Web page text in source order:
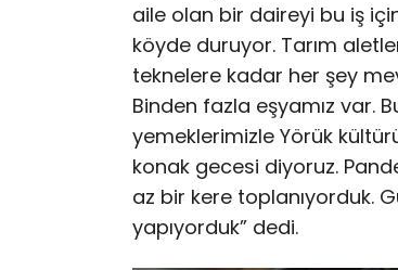
aile olan bir daireyi bu iş
köyde duruyor. Tarım
teknelere kadar her şey
Binden fazla eşyamız var.
yemeklerimizle Yörük
konak gecesi diyoruz.
az bir kere toplanıyorduk.
yapıyorduk” dedi.